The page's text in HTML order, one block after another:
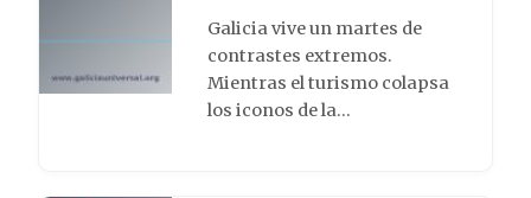
Galicia vive un martes de
contrastes extremos.
Mientras el turismo colapsa
los iconos de la…